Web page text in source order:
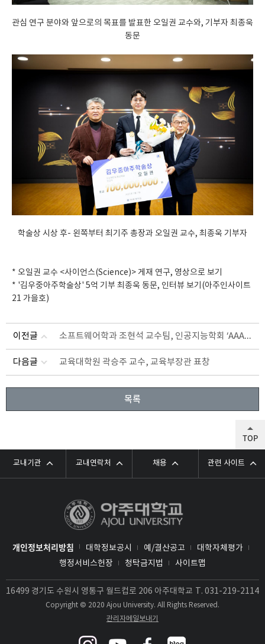
관심 연구 분야와 앞으로의 목표를 발표한 오일권 교수와, 기부자 최종욱
동문
학술상 시상 후- 왼쪽부터 최기주 총장과 오일권 교수, 최종욱 기부자
* 오일권 교수 <사이언스(Science)> 게재 연구, 영상으로 보기
* '김우중아주학술상' 5억 기부 최종욱 동문, 인터뷰 보기(아주인사이트
21 가을호)
이전글 소프트웨어학과 조현석 교수팀, 인공지능학회 ‘AAAI 2025’ 논문 발표
다음글 교육대학원 곽승주 교수, 교육부장관 표창
목록
교내기관 교내연락처 채용 관련 사이트
개인정보처리방침 대학정보공시 예/결산공고
대학자체평가
행정서비스헌장
청탁금지법 사이트맵
16499 경기도 수원시 영통구 월드컵로 206 아주대학교 T. 031-219-2114
Copyright © 2020 Ajou University. All Rights Reserved.
관리자메일보내기
TOP